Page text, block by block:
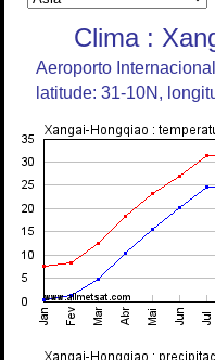
Clima :
Aeroporto
latitude: 31-10N,